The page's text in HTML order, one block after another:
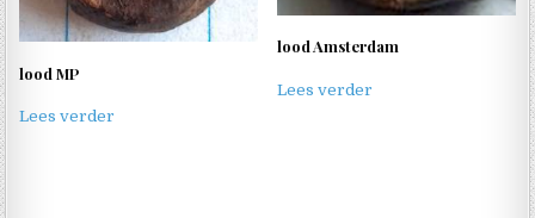
lood MP
Lees verder
lood Amsterdam
Lees verder